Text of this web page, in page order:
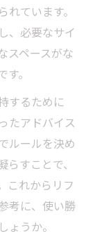
ています。
、必要なサイ
スペースがな
。
するために
たアドバイス
ルールを決め
すことで、
これからリフ
考に、使い勝
ょうか。